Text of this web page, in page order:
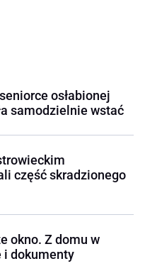
osłabionej
samodzielnie wstać
część skradzionego
okno. Z domu w
i dokumenty